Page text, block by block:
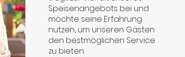
Speisenangebots bei und
möchte seine Erfahrung
nutzen, um unseren Gästen
den bestmöglichen Service
zu bieten.